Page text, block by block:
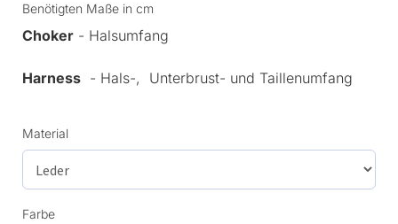
Benötigten Maße in cm
Choker- Halsumfang
Harness- Hals-, Unterbrust- und Taillenumfang
Material
Farbe